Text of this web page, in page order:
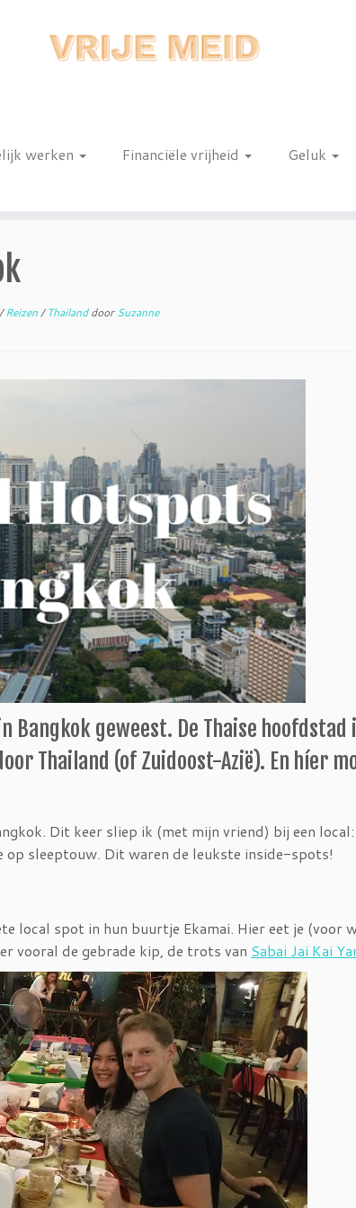
werken Financiële vrijheid
Geluk
/Reizen/ThailanddoorSuzanne
Bangkok geweest. De Thaise hoofdstad
Thailand (of Zuidoost-Azië). En híer
Dit keer sliep ik (met mijn vriend) bij een
op sleeptouw. Dit waren de leukste inside-spots!
local spot in hun buurtje Ekamai. Hier eet je (voor
vooral de gebrade kip, de trots van Sabai Jai Kai